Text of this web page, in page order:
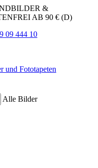
&
AB 90 € (D)
09 444 10
Alle Bilder